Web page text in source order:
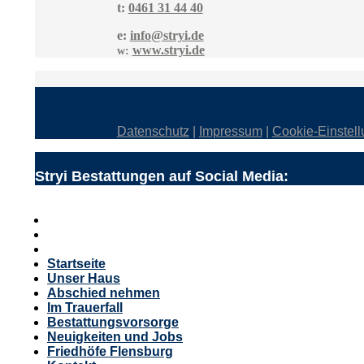
t: 0461 31 44 40
e: info@stryi.de
w: www.stryi.de
Datenschutz Impressum| Cookie-
Stryi Bestattungen auf Social Media:
Startseite
Unser Haus
Abschied nehmen
Im Trauerfall
Bestattungsvorsorge
Neuigkeiten und Jobs
Friedhöfe Flensburg